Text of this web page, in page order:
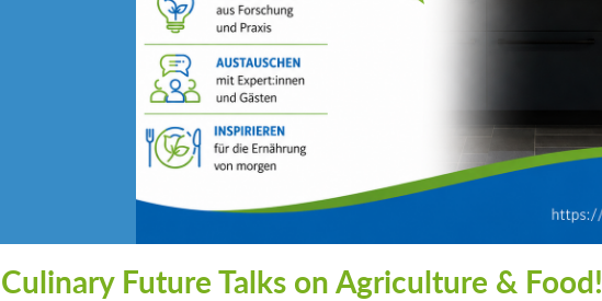
Future Talks on Agriculture & Food!